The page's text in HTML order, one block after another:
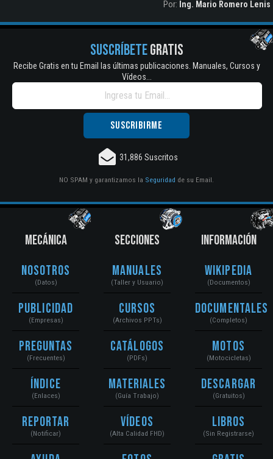
Por: Ing. Mario Romero Lenis
SUSCRÍBETEGRATIS
Recibe Gratis en tu Email las últimas publicaciones. Manuales, Cursos y
Vídeos...
31,886 Suscritos
NO SPAM y garantizamos la Seguridad de su Email.
MECÁNICA
Nosotros
(Datos)
Publicidad
(Empresas)
Preguntas
(Frecuentes)
Índice
(Enlaces)
Reportar
(Notificar)
SECCIONES
Manuales
(Taller y Usuario)
Cursos
(Archivos PPTs)
Catálogos
(PDFs)
Materiales
(Guía Trabajo)
Vídeos
(Alta Calidad FHD)
INFORMACIÓN
Wikipedia
(Documentos)
Documentales
(Completos)
Motos
(Motocicletas)
Descargar
(Gratuitos)
Libros
(Sin Registrarse)